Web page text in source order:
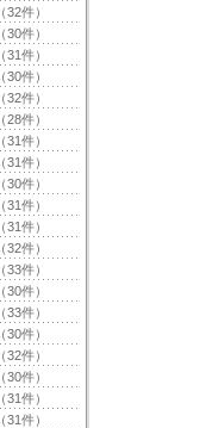
（32件）
（30件）
（31件）
（30件）
（32件）
（28件）
（31件）
（31件）
（30件）
（31件）
（31件）
（32件）
（33件）
（30件）
（33件）
（30件）
（32件）
（30件）
（31件）
（31件）